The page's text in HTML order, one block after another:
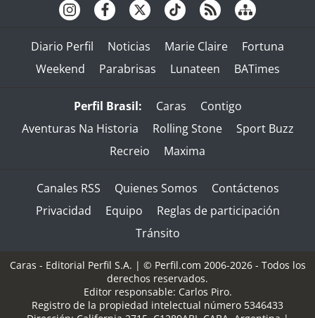
Diario Perfil Noticias Marie Claire
Fortuna
Weekend
Parabrisas Lunateen BATimes
Perfil Brasil: Caras
Contigo
Aventuras Na Historia
Rolling Stone
Sport Buzz
Recreio
Maxima
Canales RSS Quienes Somos
Contáctenos
Privacidad
Equipo
Reglas de participación
Tránsito
Caras - Editorial Perfil S.A. | © Perfil.com 2006-2026 - Todos los
derechos reservados.
Editor responsable: Carlos Piro.
Registro de la propiedad intelectual número 5346433